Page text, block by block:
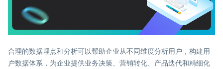
合理的数据埋点和分析可以帮助企业从不同维度分析用户，构建用
户数据体系，为企业提供业务决策、营销转化、产品迭代和精细化